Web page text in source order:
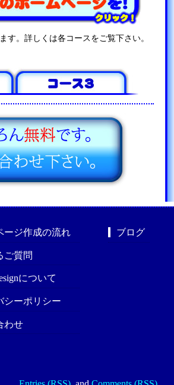
。詳しくは各コースをご覧下さい。
ージ作成の流れ
ご質問
について
シーポリシー
わせ
ブログ